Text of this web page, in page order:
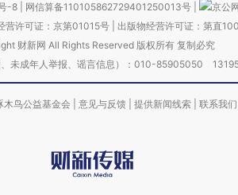
-8 网信算备110105862729401250013号
京公
营许可证：京第01015号| 出版物经营许可证：第直
财新网 All Rights Reserved 版权所有 复制必究
、未成年人举报、谣言信息）：010-85905050
木鸟公益基金会 意见与反馈 提供新闻线索 联系我们